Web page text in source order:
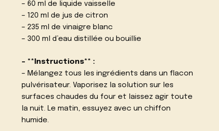
– 60 ml de liquide vaisselle
– 120 ml de jus de citron
– 235 ml de vinaigre blanc
– 300 ml d’eau distillée ou bouillie
– **Instructions** :
– Mélangez tous les ingrédients dans un flacon
pulvérisateur. Vaporisez la solution sur les
surfaces chaudes du four et laissez agir toute
la nuit. Le matin, essuyez avec un chiffon
humide.